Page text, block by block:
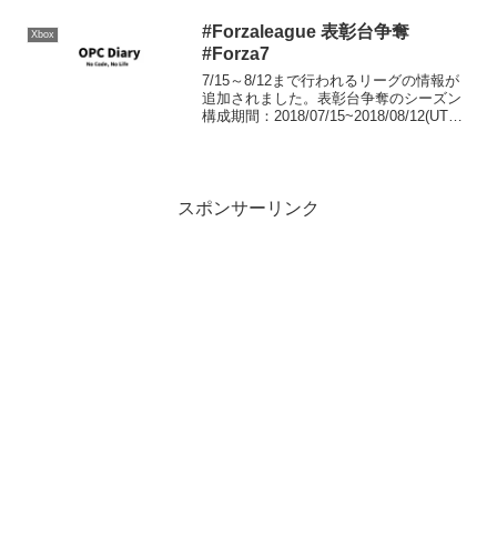
っているので、非常に辛いレースでした
ね。まぁそ...
Xbox
#Forzaleague 表彰台争奪
#Forza7
7/15～8/12まで行われるリーグの情報が
追加されました。表彰台争奪のシーズン
構成期間：2018/07/15~2018/08/12(UTC)
スポンサーリンク